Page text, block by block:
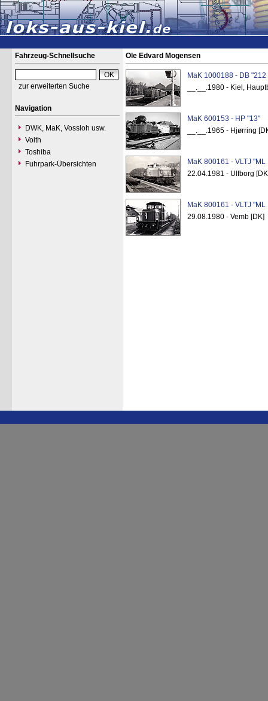
Fahrzeug-Schnellsuche
zur erweiterten Suche
Navigation
DWK, MaK, Vossloh usw.
Voith
Toshiba
Fuhrpark-Übersichten
Ole Edvard Mogensen
MaK 1000188 - DB
__.__.1980 - Kiel,
MaK 600153 - HP "13"
__.__.1965 - Hjørring
MaK 800161 - VLTJ "ML
22.04.1981 - Ulfborg
MaK 800161 - VLTJ "ML
29.08.1980 - Vemb [DK]